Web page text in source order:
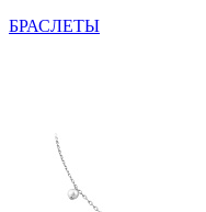
БРАСЛЕТЫ